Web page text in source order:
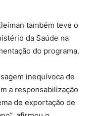
também teve o
da Saúde na
do programa.
inequívoca de
a responsabilização
de exportação de